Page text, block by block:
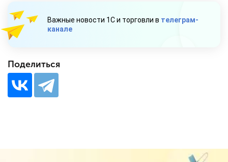
Важные новости 1С и торговли в телеграм-
канале
Поделиться